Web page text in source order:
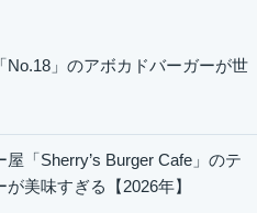
No.18」のアボカドバーガーが世
「Sherry’s Burger Cafe」のテ
美味すぎる【2026年】